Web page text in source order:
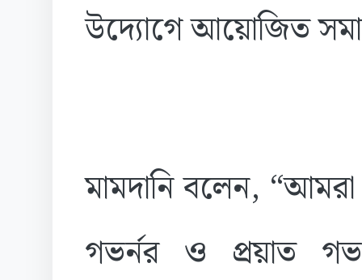
উদ্যোগে আয়োজিত
মামদানি বলেন,
গভর্নর ও প্রয়াত